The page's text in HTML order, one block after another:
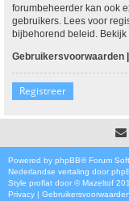
forumbeheerder kan ook
gebruikers. Lees voor
bijbehorend beleid. Bekijk
Gebruikersvoorwaarden |
Registreer
Powered by phpBB® Forum
Nederlandse vertaling door
Style proflat door ©Mazeltof
Privacy | Gebruikersvoorwaarden